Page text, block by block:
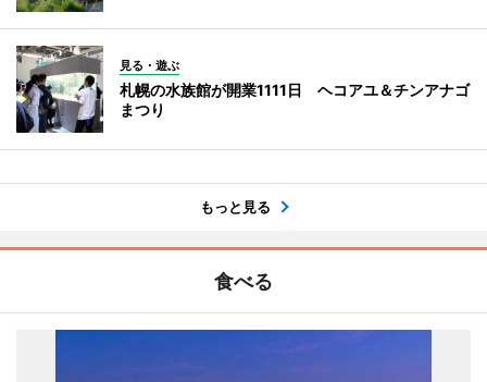
見る・遊ぶ
札幌の水族館が開業1111日 ヘコアユ＆チンアナゴ
まつり
もっと見る
食べる